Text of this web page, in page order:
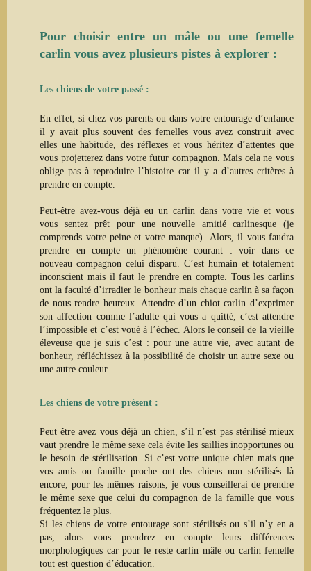
Pour choisir entre un mâle ou une femelle
carlin vous avez plusieurs pistes à explorer :
Les chiens de votre passé :
En effet, si chez vos parents ou dans votre entourage d’enfance
il y avait plus souvent des femelles vous avez construit avec
elles une habitude, des réflexes et vous héritez d’attentes que
vous projetterez dans votre futur compagnon. Mais cela ne vous
oblige pas à reproduire l’histoire car il y a d’autres critères à
prendre en compte.
Peut-être avez-vous déjà eu un carlin dans votre vie et vous
vous sentez prêt pour une nouvelle amitié carlinesque
(je
comprends votre peine et votre manque). Alors, il vous faudra
prendre en compte un phénomène courant : voir dans ce
nouveau compagnon celui disparu. C’est humain et totalement
inconscient mais il faut le prendre en compte. Tous les carlins
ont la faculté d’irradier le bonheur mais chaque carlin à sa façon
de nous rendre heureux. Attendre d’un chiot carlin d’exprimer
son affection comme l’adulte qui vous a quitté, c’est attendre
l’impossible et c’est voué à l’échec. Alors le conseil de la vieille
éleveuse que je suis c’est : pour une autre vie, avec autant de
bonheur, réfléchissez à la possibilité de choisir un autre sexe ou
une autre couleur.
Les chiens de votre présent :
Peut être avez vous déjà un chien, s’il n’est pas stérilisé mieux
vaut prendre le même sexe cela évite les saillies inopportunes ou
le besoin de stérilisation. Si c’est votre unique chien mais que
vos amis ou famille proche ont des chiens non stérilisés là
encore, pour les mêmes raisons, je vous conseillerai de prendre
le même sexe que celui du compagnon de la famille que vous
fréquentez le plus.
Si les chiens de votre entourage sont stérilisés ou s’il n’y en a
pas, alors vous prendrez en compte leurs différences
morphologiques car pour le reste carlin mâle ou carlin femelle
tout est question d’éducation.